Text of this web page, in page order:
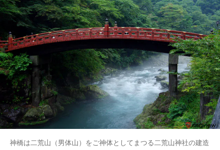
神橋は二荒山（男体山）をご神体としてまつる二荒山神社の建造